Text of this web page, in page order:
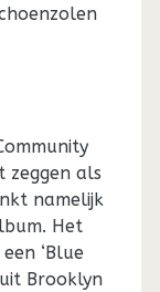
zeggen als
namelijk
Het
‘Blue
Brooklyn